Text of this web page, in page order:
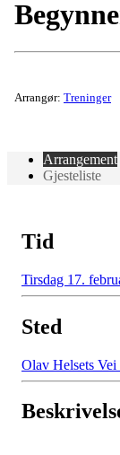
Arrangør: Treninger
Arrangement
Gjesteliste
Tid
Tirsdag 17.
Sted
Olav Helsets Vei